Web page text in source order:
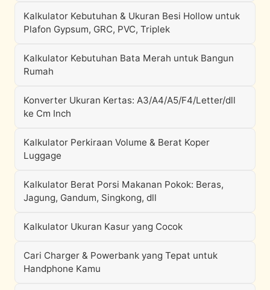
Kalkulator Kebutuhan & Ukuran Besi Hollow untuk
Plafon Gypsum, GRC, PVC, Triplek
Kalkulator Kebutuhan Bata Merah untuk Bangun
Rumah
Konverter Ukuran Kertas: A3/A4/A5/F4/Letter/dll
ke Cm Inch
Kalkulator Perkiraan Volume & Berat Koper
Luggage
Kalkulator Berat Porsi Makanan Pokok: Beras,
Jagung, Gandum, Singkong, dll
Kalkulator Ukuran Kasur yang Cocok
Cari Charger & Powerbank yang Tepat untuk
Handphone Kamu